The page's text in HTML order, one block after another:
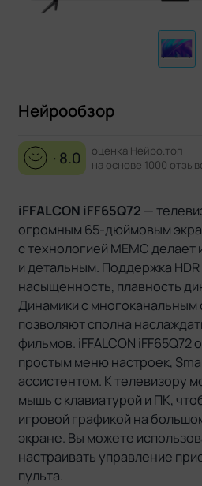
Нейрообзор
· 8.0
оценка Нейро.топ
на основе 1000
iFFALCON iFF65Q72 —
огромным 65-дюймовым
с технологией MEMC
и детальным. Поддержка
насыщенность, плавность
Динамики с
позволяют сполна
фильмов. iFFALCON
простым меню настроек,
ассистентом. К телевизору
мышь с клавиатурой и ПК,
игровой графикой на
экране. Вы можете
настраивать управление
пульта.